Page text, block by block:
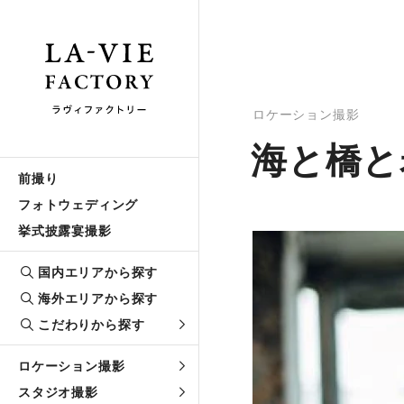
前撮り
フォトウェディング
挙式披露宴撮影
国内エリアから探す
海外エリアから探す
こだわりから探す
ロケーション撮影
スタジオ撮影
ロケーション撮影
海と橋